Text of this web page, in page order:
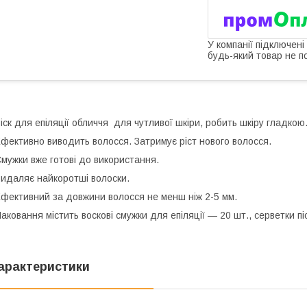
У компанії
будь-який товар не
для епіляції обличчя для чутливої шкіри, робить шкіру гладкою.
виводить волосся. Затримує ріст нового волосся.
вже готові до використання.
найкоротші волоски.
за довжини волосся не менш ніж 2-5 мм.
містить воскові смужки для епіляції — 20 шт., серветки